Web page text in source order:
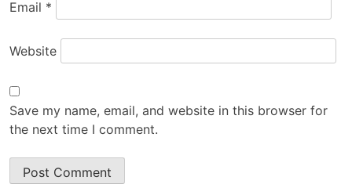
Email *
Website
Save my name, email, and website in this browser for
the next time I comment.